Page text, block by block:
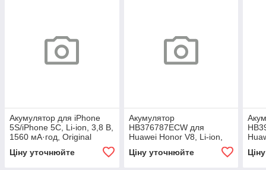
Акумулятор для iPhone
5S/iPhone 5C, Li-ion, 3,8 В,
1560 мА·год, Original
Ціну уточнюйте
Акумулятор
HB376787ECW для
Huawei Honor V8, Li-ion,
Ціну уточнюйте